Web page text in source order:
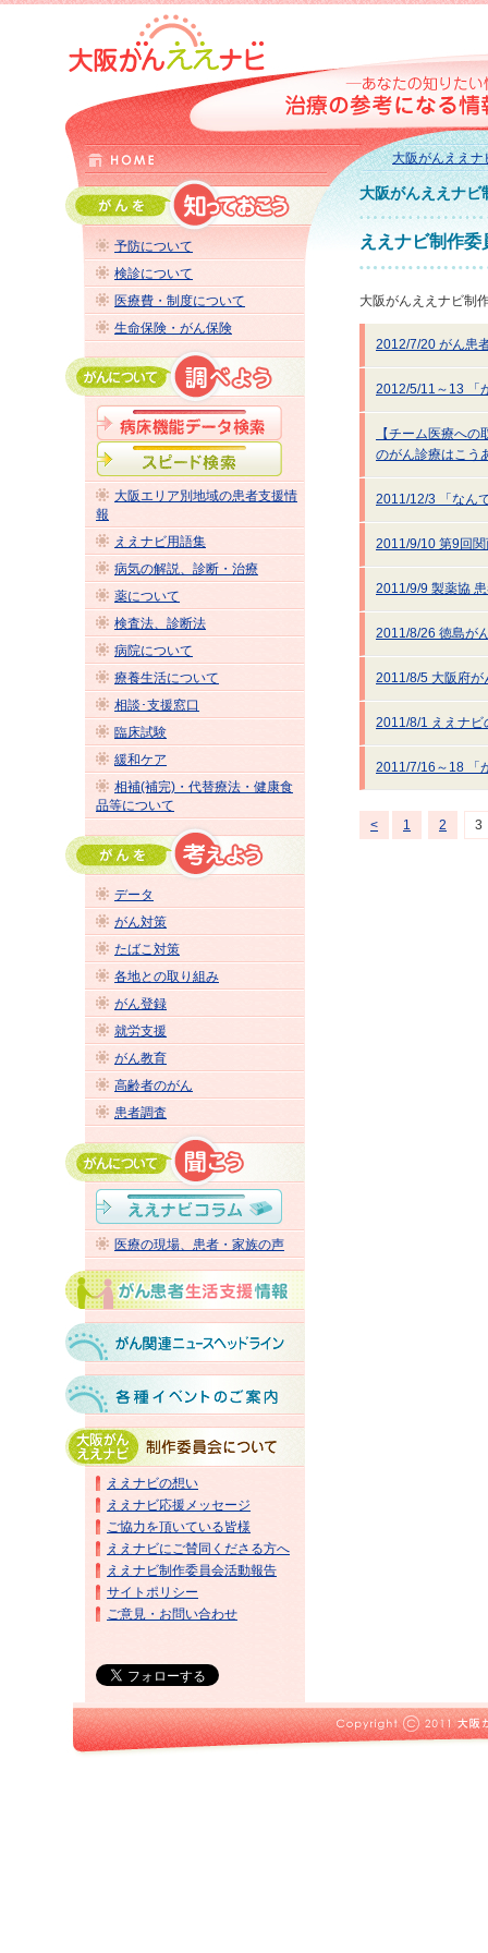
予防について
検診について
医療費・制度について
生命保険・がん保険
大阪エリア別地域の患者支援情
報
ええナビ用語集
病気の解説、診断・治療
薬について
検査法、診断法
病院について
療養生活について
相談･支援窓口
臨床試験
緩和ケア
相補(補完)・代替療法・健康食
品等について
データ
がん対策
たばこ対策
各地との取り組み
がん登録
就労支援
がん教育
高齢者のがん
患者調査
医療の現場、患者・家族の声
ええナビの想い
ええナビ応援メッセージ
ご協力を頂いている皆様
ええナビにご賛同くださる方へ
ええナビ制作委員会活動報告
サイトポリシー
ご意見・お問い合わせ
大阪がんええナ
大阪がんええナビ
ええナビ制作委
大阪がんええナビ制
2012/7/20 がん患
2012/5/11～13 「
【チーム医療へ
のがん診療はこ
2011/12/3 「なん
2011/9/10 第9回
2011/9/9 製薬協
2011/8/26 徳島が
2011/8/5 大阪府が
2011/8/1 ええナビ
2011/7/16～18 「
< 1 2 3